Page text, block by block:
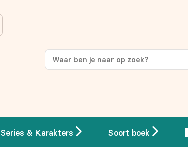
Series & Karakters Soort boek
op je eerste aankoop!